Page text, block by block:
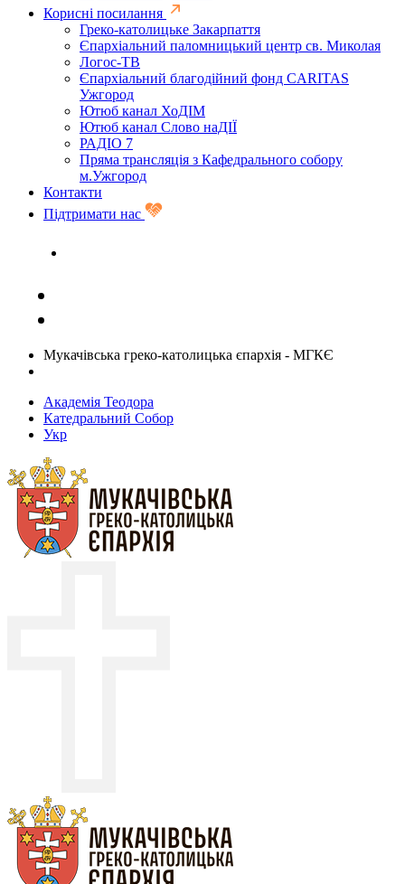
Корисні посилання
Греко-католицьке Закарпаття
Єпархіальний паломницький центр св. Миколая
Логос-ТВ
Єпархіальний благодійний фонд CARITAS
Ужгород
Ютюб канал ХоДІМ
Ютюб канал Слово наДІЇ
РАДІО 7
Пряма трансляція з Кафедрального собору
м.Ужгород
Контакти
Підтримати нас
Мукачівська греко-католицька єпархія - МГКЄ
Академія Теодора
Катедральний Собор
Укр